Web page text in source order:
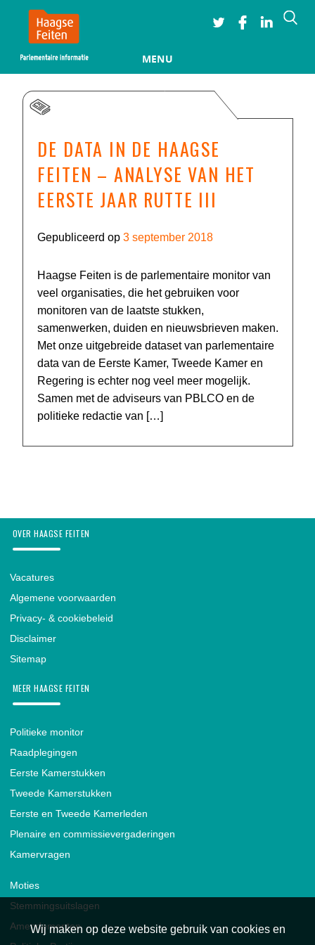
Search
MENU
DE DATA IN DE HAAGSE
FEITEN – ANALYSE VAN HET
EERSTE JAAR RUTTE III
Gepubliceerd op3 september 2018
Haagse Feiten is de parlementaire monitor van
veel organisaties, die het gebruiken voor
monitoren van de laatste stukken,
samenwerken, duiden en nieuwsbrieven maken.
Met onze uitgebreide dataset van parlementaire
data van de Eerste Kamer, Tweede Kamer en
Regering is echter nog veel meer mogelijk.
Samen met de adviseurs van PBLCO en de
politieke redactie van […]
OVER HAAGSE FEITEN
Vacatures
Algemene voorwaarden
Privacy- & cookiebeleid
Disclaimer
Sitemap
MEER HAAGSE FEITEN
Politieke monitor
Raadplegingen
Eerste Kamerstukken
Tweede Kamerstukken
Eerste en Tweede Kamerleden
Plenaire en commissievergaderingen
Kamervragen
Moties
Stemmingsuitslagen
Amendementen
Wij maken op deze website gebruik van cookies en